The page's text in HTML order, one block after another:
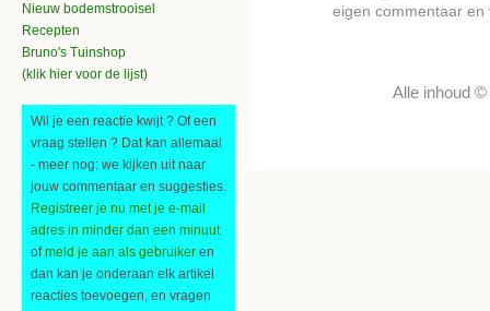
Nieuw bodemstrooisel
Recepten
Bruno's Tuinshop
(klik hier voor de lijst)
Wil je een reactie kwijt ? Of een
vraag stellen ? Dat kan allemaal
- meer nog: we kijken uit naar
jouw commentaar en suggesties.
Registreer je nu met je e-mail
adres in minder dan een minuut
ofmeld je aan als gebruiker en
dan kan je onderaan elk artikel
reacties toevoegen, en vragen
eigen commentaar
Alle inhoud